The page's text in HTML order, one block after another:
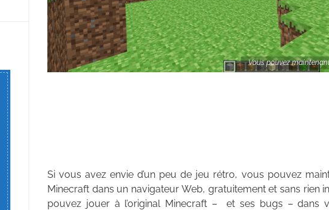
Vous pouvez
Si vous avez envie d’un peu de jeu rétro, vous pouvez
Minecraft dans un navigateur Web, gratuitement et sans rien
pouvez jouer à l’original Minecraft – et ses bugs – dans